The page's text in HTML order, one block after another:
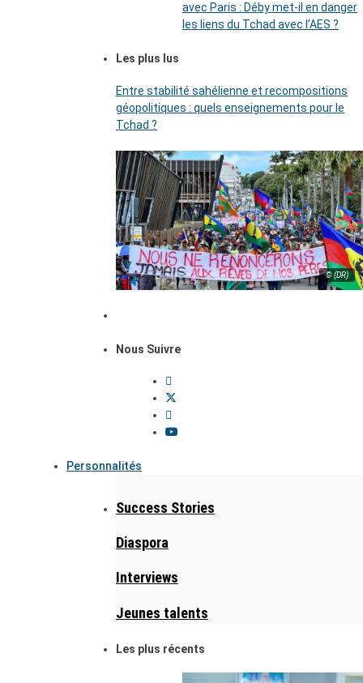
avec Paris : Déby met-il en danger
les liens du Tchad avec l’AES ?
Les plus lus
Entre stabilité sahélienne et recompositions
géopolitiques : quels enseignements pour le
Tchad ?
© (DR)
Nous Suivre
Personnalités
Success Stories
Diaspora
Interviews
Jeunes talents
Les plus récents